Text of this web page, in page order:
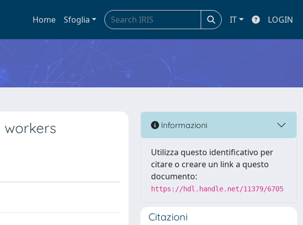
Home Sfoglia IT LOGIN
Informazioni
Utilizza questo identificativo per
citare o creare un link a questo
documento:
https://hdl.handle.net/11379/6705
Citazioni